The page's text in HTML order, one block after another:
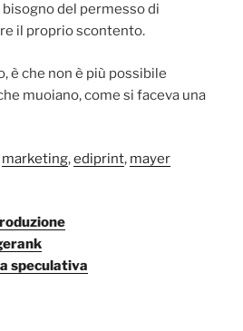
del permesso di
il proprio scontento.
è che non è più possibile
muoiano, come si faceva una
marketing,ediprint, mayer
speculativa